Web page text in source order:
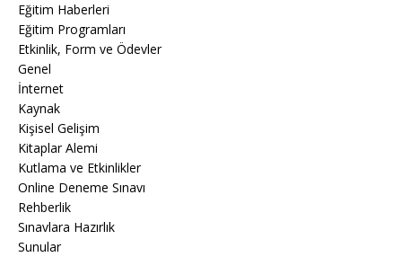
Eğitim Haberleri
Eğitim Programları
Etkinlik, Form ve Ödevler
Genel
İnternet
Kaynak
Kişisel Gelişim
Kitaplar Alemi
Kutlama ve Etkinlikler
Online Deneme Sınavı
Rehberlik
Sınavlara Hazırlık
Sunular